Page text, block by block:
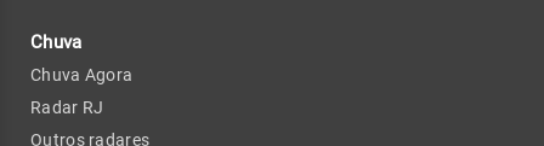
Chuva
Chuva Agora
Radar RJ
Outros radares